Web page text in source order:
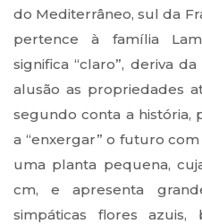
do Mediterrâneo, sul da
pertence à família
significa “claro”, deriva
alusão as propriedades
segundo conta a história,
a “enxergar” o futuro
uma planta pequena,
cm, e apresenta
simpáticas flores azuis,